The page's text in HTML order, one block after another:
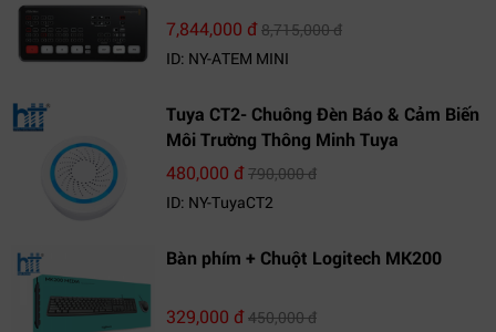
7,844,000 đ8,715,000 đ
ID: NY-ATEM MINI
Tuya CT2- Chuông Đèn Báo & Cảm Biến
Môi Trường Thông Minh Tuya
480,000 đ790,000 đ
ID: NY-TuyaCT2
Bàn phím + Chuột Logitech MK200
329,000 đ450,000 đ